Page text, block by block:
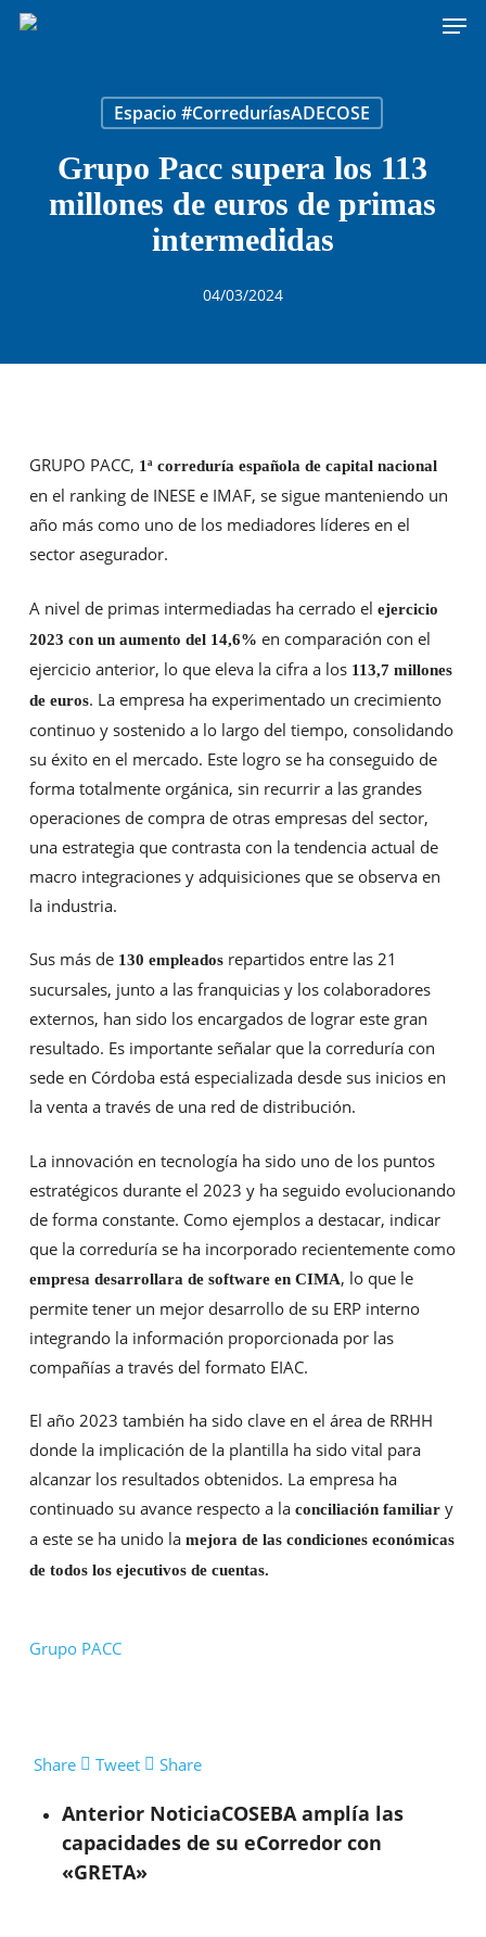
Skip
Espacio #CorreduríasADECOSE
Grupo Pacc supera los 113
millones de euros de primas
intermedidas
04/03/2024
GRUPO PACC, 1ª correduría española de capital nacional
en el ranking de INESE e IMAF, se sigue manteniendo un
año más como uno de los mediadores líderes en el
sector asegurador.
A nivel de primas intermediadas ha cerrado el ejercicio
2023 con un aumento del 14,6% en comparación con el
ejercicio anterior, lo que eleva la cifra a los 113,7 millones
de euros. La empresa ha experimentado un crecimiento
continuo y sostenido a lo largo del tiempo, consolidando
su éxito en el mercado. Este logro se ha conseguido de
forma totalmente orgánica, sin recurrir a las grandes
operaciones de compra de otras empresas del sector,
una estrategia que contrasta con la tendencia actual de
macro integraciones y adquisiciones que se observa en
la industria.
Sus más de 130 empleadosrepartidos entre las 21
sucursales, junto a las franquicias y los colaboradores
externos, han sido los encargados de lograr este gran
resultado. Es importante señalar que la correduría con
sede en Córdoba está especializada desde sus inicios en
la venta a través de una red de distribución.
La innovación en tecnología ha sido uno de los puntos
estratégicos durante el 2023 y ha seguido evolucionando
de forma constante. Como ejemplos a destacar, indicar
que la correduría se ha incorporado recientemente como
empresa desarrollara de software en CIMA, lo que le
permite tener un mejor desarrollo de su ERP interno
integrando la información proporcionada por las
compañías a través del formato EIAC.
El año 2023 también ha sido clave en el área de RRHH
donde la implicación de la plantilla ha sido vital para
alcanzar los resultados obtenidos. La empresa ha
continuado su avance respecto a la conciliación familiary
a este se ha unido la mejora de las condiciones económicas
de todos los ejecutivos de cuentas.
Grupo PACC
Share Tweet Share
Anterior NoticiaCOSEBA amplía las
capacidades de su eCorredor con
«GRETA»